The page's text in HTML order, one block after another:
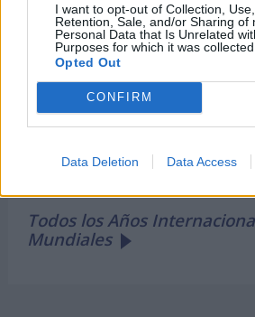
I want to opt-out of Collection, Use,
Retention, Sale, and/or Sharing of
Personal Data that Is Unrelated
Purposes for which it was collected.
Opted Out
CONFIRM
Data Deletion Data Access
El año 2025 es el...
Año Internacional de la
Tecnología Cuánticas
Año Internacional de la
Año Internacional de la
Año Internacional de las
Todos los Años
Mundiales